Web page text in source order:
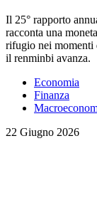
Il 25° rapporto
racconta una
rifugio nei momenti
il renminbi avanza.
Economia
Finanza
22 Giugno 2026